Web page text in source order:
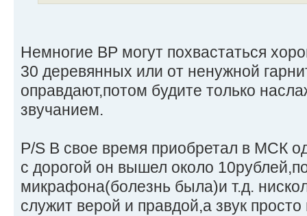
Немногие ВР могут похвастаться
30 деревянных или от ненужной
оправдают,потом будите только
звучанием.
P/S В свое время приобретал в МСК
с дорогой он вышел около
микрафона(болезнь была)и т.д.
служит верой и правдой,а звук просто